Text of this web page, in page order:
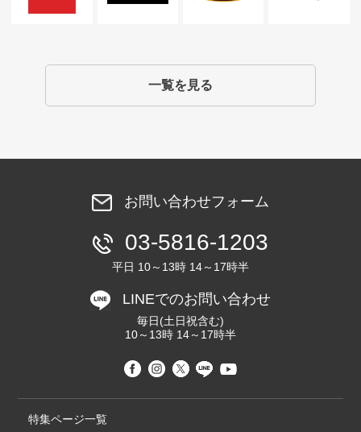
一覧を見る
お問い合わせフォーム
03-5816-1203
平日 10～13時 14～17時半
LINEでのお問い合わせ
毎日(土日祝含む)
10～13時 14～17時半
特集ページ一覧